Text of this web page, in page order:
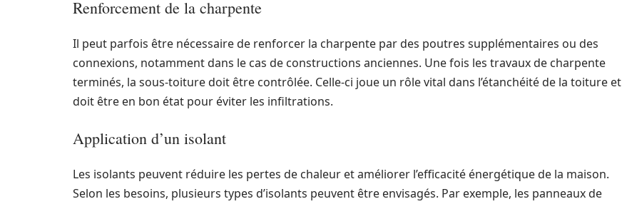
Renforcement de la charpente
Il peut parfois être nécessaire de renforcer la charpente par des poutres supplémentaires ou des
connexions, notamment dans le cas de constructions anciennes. Une fois les travaux de charpente
terminés, la sous-toiture doit être contrôlée. Celle-ci joue un rôle vital dans l’étanchéité de la toiture et
doit être en bon état pour éviter les infiltrations.
Application d’un isolant
Les isolants peuvent réduire les pertes de chaleur et améliorer l’efficacité énergétique de la maison.
Selon les besoins, plusieurs types d’isolants peuvent être envisagés. Par exemple, les panneaux de